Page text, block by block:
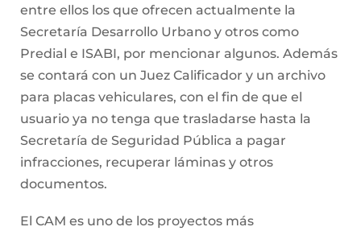
entre ellos los que ofrecen actualmente la
Secretaría Desarrollo Urbano y otros como
Predial e ISABI, por mencionar algunos. Además
se contará con un Juez Calificador y un archivo
para placas vehiculares, con el fin de que el
usuario ya no tenga que trasladarse hasta la
Secretaría de Seguridad Pública a pagar
infracciones, recuperar láminas y otros
documentos.
El CAM es uno de los proyectos más